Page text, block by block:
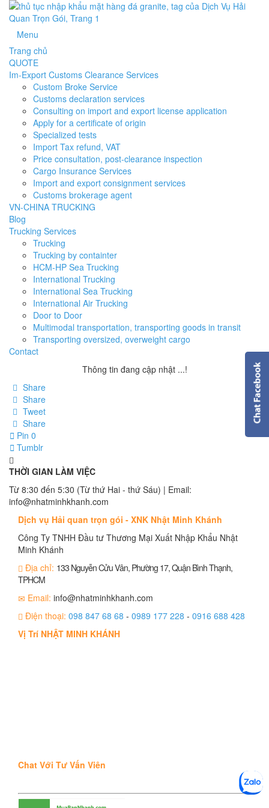
Menu
Trang chủ
QUOTE
Im-Export Customs Clearance Services
Custom Broke Service
Customs declaration services
Consulting on import and export license application
Apply for a certificate of origin
Specialized tests
Import Tax refund, VAT
Price consultation, post-clearance inspection
Cargo Insurance Services
Import and export consignment services
Customs brokerage agent
VN-CHINA TRUCKING
Blog
Trucking Services
Trucking
Trucking by containter
HCM-HP Sea Trucking
International Trucking
International Sea Trucking
International Air Trucking
Door to Door
Multimodal transportation, transporting goods in transit
Transporting oversized, overweight cargo
Contact
Thông tin đang cập nhật ...!
Share
Share
Tweet
Share
Pin 0
Tumblr
THỜI GIAN LÀM VIỆC
Từ 8:30 đến 5:30 (Từ thứ Hai - thứ Sáu) | Email:
info@nhatminhkhanh.com
Dịch vụ Hải quan trọn gói - XNK Nhật Minh Khánh
Công Ty TNHH Đầu tư Thương Mại Xuất Nhập Khẩu Nhật
Minh Khánh
Địa chỉ: 133 Nguyễn Cửu Vân, Phường 17, Quận Bình Thạnh,
TPHCM
Email: info@nhatminhkhanh.com
Điện thoại: 098 847 68 68 - 0989 177 228 - 0916 688 428
Vị Trí NHẬT MINH KHÁNH
Chat Với Tư Vấn Viên